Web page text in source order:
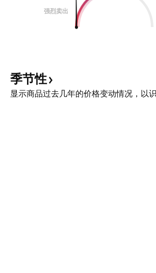
强烈卖出
季节性
显示商品过去几年的价格变动情况，以